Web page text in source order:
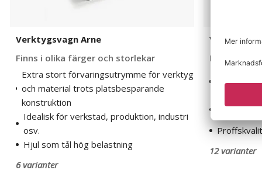
Verktygsvagn Arne
Finns i olika färger och storlekar
Extra stort förvaringsutrymme för verktyg
och material trots platsbesparande
konstruktion
Idealisk för verkstad, produktion, industri
osv.
Hjul som tål hög belastning
6 varianter
Finns i
i verkstad
Perfekt
12 varianter